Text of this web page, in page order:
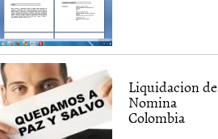
Liquidacion de
Nomina
Colombia